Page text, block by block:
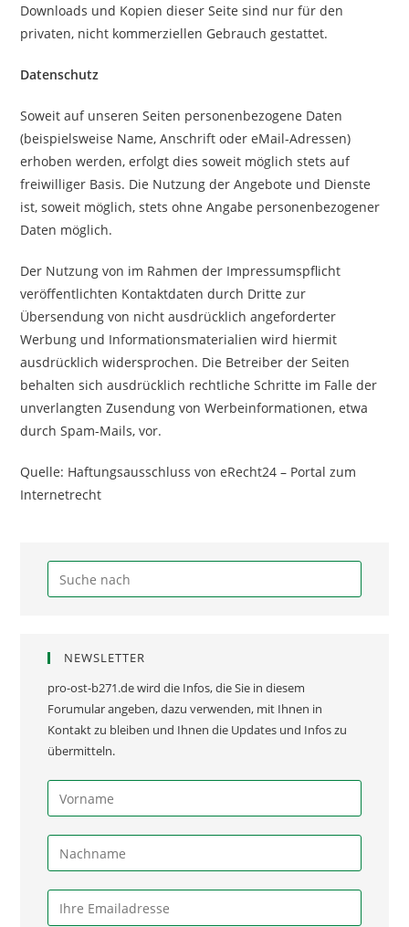
Downloads und Kopien dieser Seite sind nur für den
privaten, nicht kommerziellen Gebrauch gestattet.
Datenschutz
Soweit auf unseren Seiten personenbezogene Daten
(beispielsweise Name, Anschrift oder eMail-Adressen)
erhoben werden, erfolgt dies soweit möglich stets auf
freiwilliger Basis. Die Nutzung der Angebote und Dienste
ist, soweit möglich, stets ohne Angabe personenbezogener
Daten möglich.
Der Nutzung von im Rahmen der Impressumspflicht
veröffentlichten Kontaktdaten durch Dritte zur
Übersendung von nicht ausdrücklich angeforderter
Werbung und Informationsmaterialien wird hiermit
ausdrücklich widersprochen. Die Betreiber der Seiten
behalten sich ausdrücklich rechtliche Schritte im Falle der
unverlangten Zusendung von Werbeinformationen, etwa
durch Spam-Mails, vor.
Quelle: Haftungsausschluss von eRecht24 – Portal zum
Internetrecht
NEWSLETTER
pro-ost-b271.de wird die Infos, die Sie in diesem
Forumular angeben, dazu verwenden, mit Ihnen in
Kontakt zu bleiben und Ihnen die Updates und Infos zu
übermitteln.